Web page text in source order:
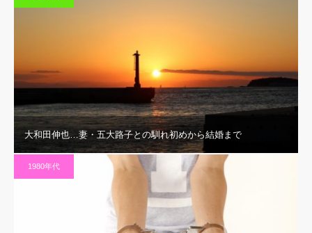
大和田伸也…妻・五大路子との馴れ初めから結婚まで
1980年代